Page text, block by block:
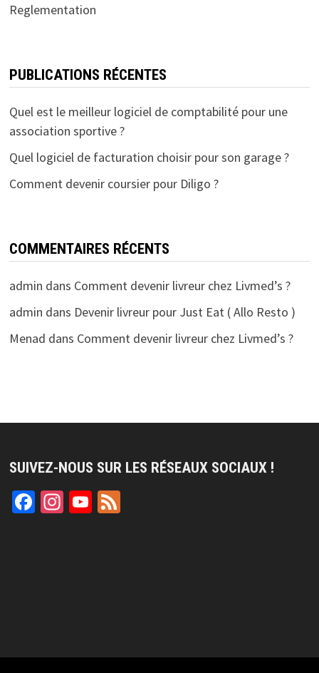
Reglementation
PUBLICATIONS RÉCENTES
Quel est le meilleur logiciel de comptabilité pour une
association sportive ?
Quel logiciel de facturation choisir pour son garage ?
Comment devenir coursier pour Diligo ?
COMMENTAIRES RÉCENTS
admin dans Comment devenir livreur chez Livmed’s ?
admin dans Devenir livreur pour Just Eat ( Allo Resto )
Menad dans Comment devenir livreur chez Livmed’s ?
SUIVEZ-NOUS SUR LES RÉSEAUX SOCIAUX !
Facebook
Instagram
YouTube
Feed